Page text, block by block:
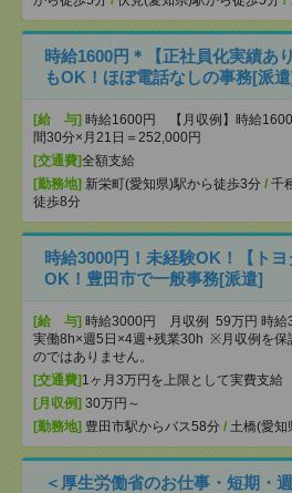
時給1600円＊【正社員化実績あ
もOK！ほぼ電話なしの事務[派
[給 与] 時給1600円 【月収例】時給
間30分×月21日＝252,000円
[交通費]全額支給
[勤務地] 新栄町(愛知県)駅から徒歩3分 / 千
徒歩8分
時給3000円！未経験OK！【ト
OK！豊田市で一般事務[派遣]
[給 与] 時給3000円 月収例 59万円 時給
実働8h×週5日×4週+残業30h ※月収例を保
のではありません。
[交通費] 1ヶ月3万円を上限として実費支給
[月収例] 30万円～
[勤務地] 豊田市駅からバス58分 / 土橋(愛知
＜厚生労働省のお仕事・短期・